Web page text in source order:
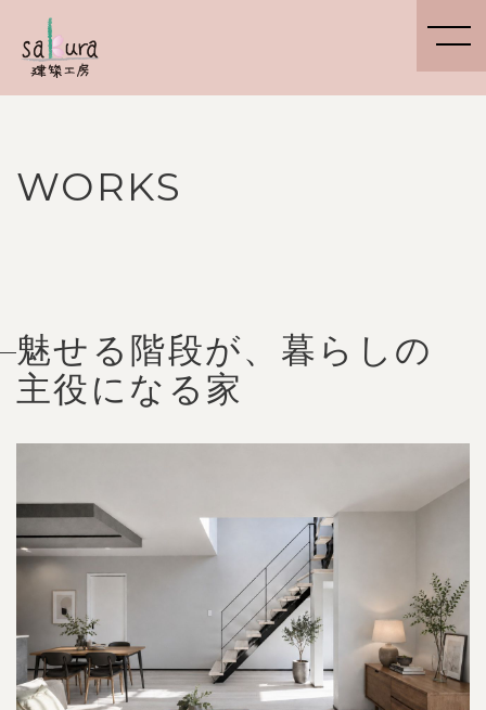
WORKS
魅せる階段が、暮らしの
主役になる家